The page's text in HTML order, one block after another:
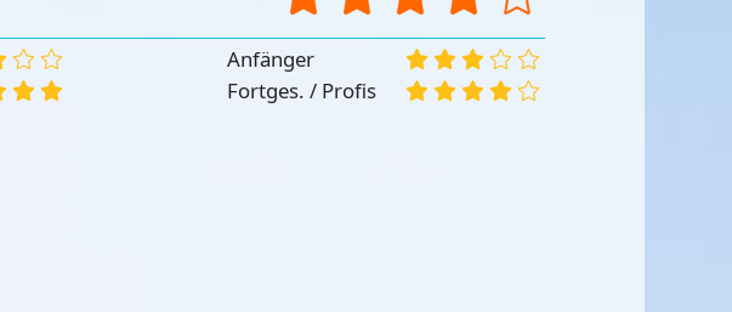
Anfänger
Fortges. / Profis